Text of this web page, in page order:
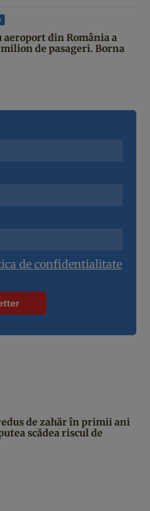
aeroport din România a
de pasageri. Borna
de confidentialitate
de zahăr în primii ani
scădea riscul de